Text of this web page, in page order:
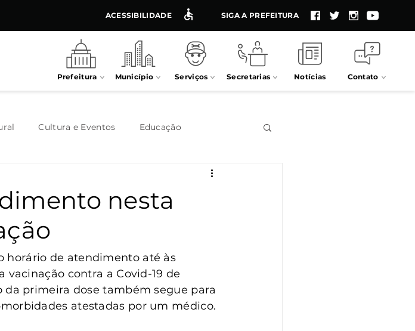
ACESSIBILIDADE SIGA A PREFEITURA
Prefeitura Município Serviços Secretarias Notícias Contato
Cultura e Eventos Educação
Legislativo
Tutelar
nesta
horário de atendimento até às
vacinação contra a Covid-19 de
da primeira dose também segue para
atestadas por um médico.